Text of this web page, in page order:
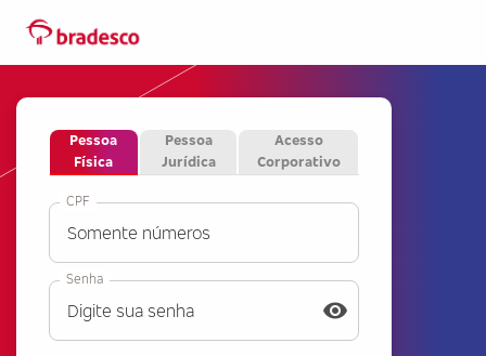
Pessoa
Física
Pessoa
Jurídica
Acesso
Corporativo
CPF
Senha
visibility